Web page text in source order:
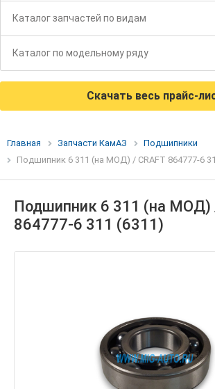
Каталог запчастей по видам
Каталог по модельному ряду
Скачать весь прайс-
Главная Запчасти КамАЗ
Подшипники
Подшипник 6 311 (на МОД) / CRAFT 864777-6
Подшипник 6 311 (на МОД)
864777-6 311 (6311)